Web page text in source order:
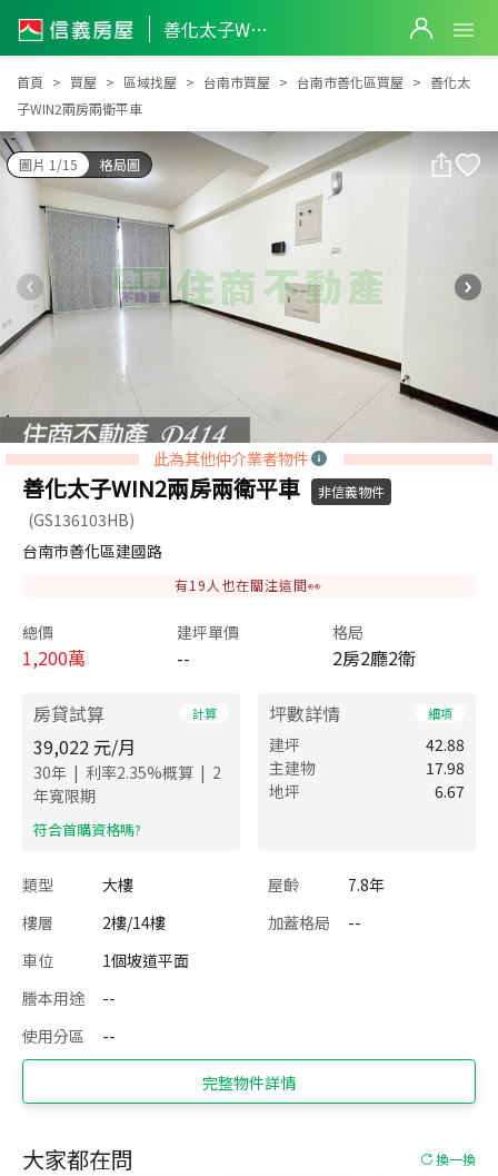
善化太子WIN2兩房兩衛平車
善化太子WIN2兩房兩衛平車
首頁 買屋 區域找屋 台南市買屋 台南市善化區買屋
善化太
子WIN2兩房兩衛平車
圖片 1/15 格局圖
此為其他仲介業者物件
善化太子WIN2兩房兩衛平車 非信義物件
(GS136103HB)
台南市善化區建國路
有19 人也在關注這間👀
總價
1,200萬
建坪單價
--
格局
2房2廳2衛
房貸試算 計算
39,022 元/月
30年 | 利率2.35%概算 | 2
年寬限期
​符合首購資格嗎?
坪數詳情 細項
建坪
42.88
主建物
17.98
地坪
6.67
類型 大樓 屋齡
7.8年
樓層
2樓/14樓 加蓋格局
--
車位
1個坡道平面
謄本用途
--
使用分區
--
完整物件詳情
大家都在問 換一換